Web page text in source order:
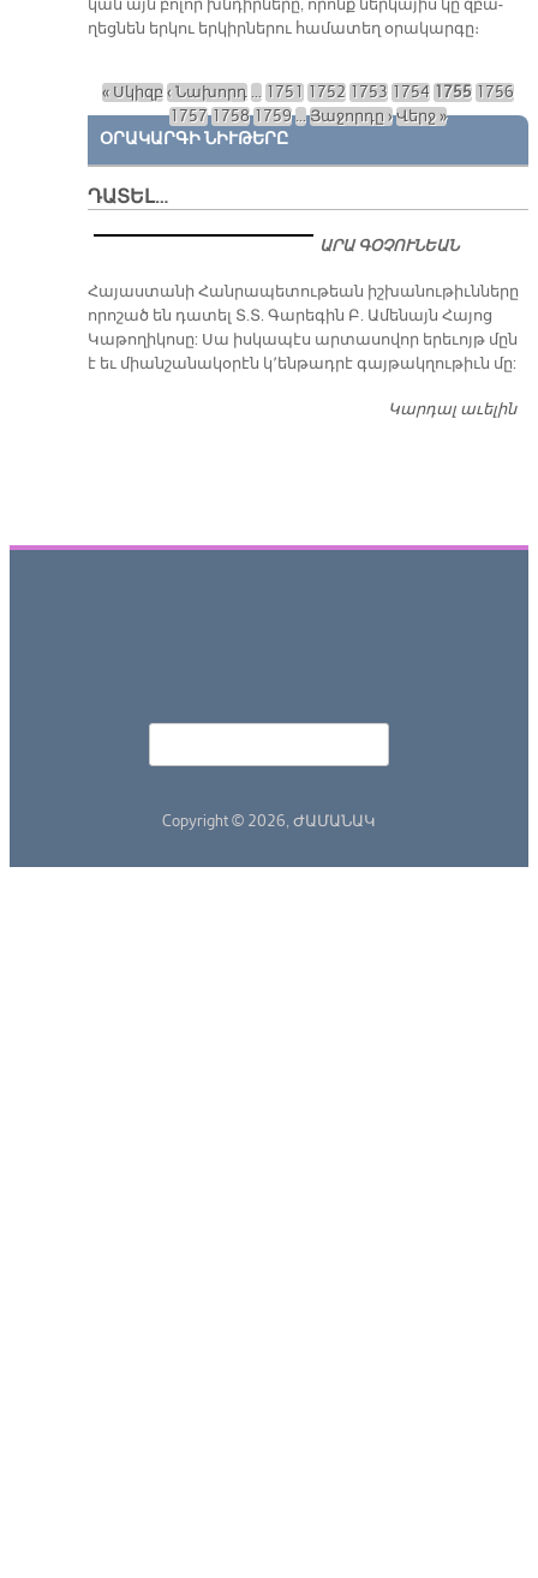
կան այն բո­լոր խնդիր­նե­րը, ո­րոնք ներ­կա­յիս կը զբա­
ղեց­նեն եր­կու եր­կիր­նե­րու հա­մա­տեղ օ­րա­կար­գը։
Էջեր
« Սկիզբ‹ Նախորդ … 1751 1752 1753 1754 1755 1756
175717581759… Յաջորդը ›Վերջ »
ՕՐԱԿԱՐԳԻ ՆԻՒԹԵՐԸ
ԴԱՏԵԼ…
ԱՐԱ ԳՕՉՈՒՆԵԱՆ
​Հայաստանի Հանրապետութեան իշխանութիւնները
որոշած են դատել Տ.Տ. Գարեգին Բ. Ամենայն Հայոց
Կաթողիկոսը: Սա իսկապէս արտասովոր երեւոյթ մըն
է եւ միանշանակօրէն կ՚ենթադրէ գայթակղութիւն մը:
Կարդալ աւելին
Copyright © 2026, ԺԱՄԱՆԱԿ